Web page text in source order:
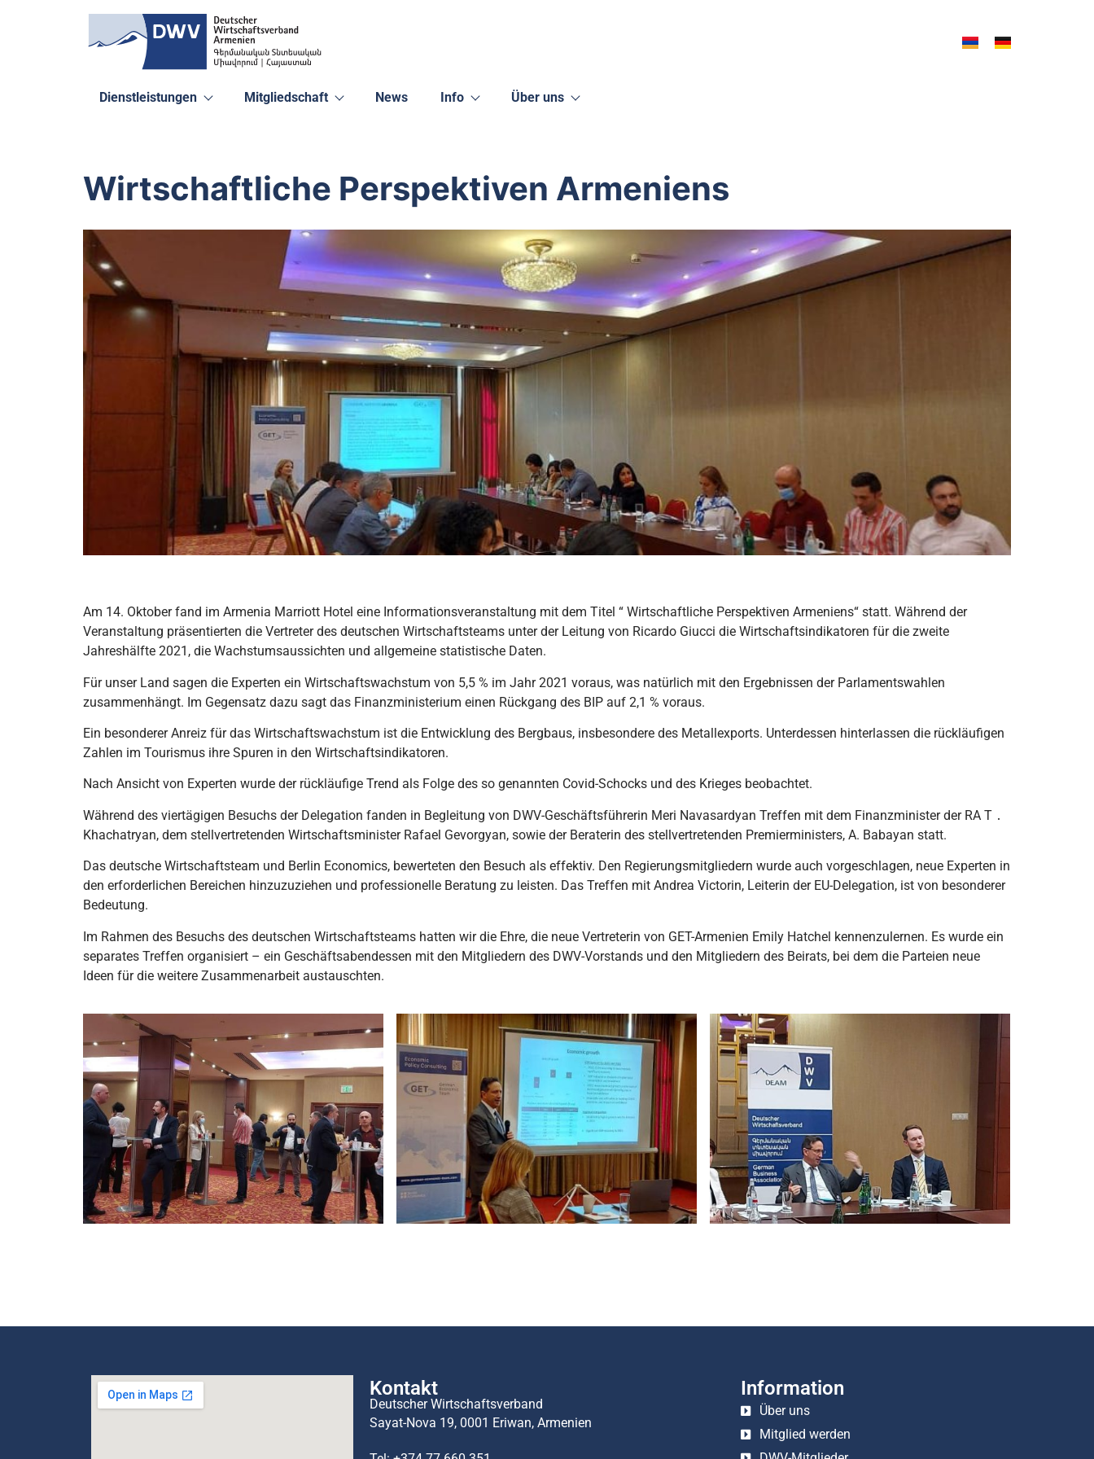
Dienstleistungen Mitgliedschaft News Info Über uns
Wirtschaftliche Perspektiven Armeniens
Am 14. Oktober fand im Armenia Marriott Hotel eine Informationsveranstaltung mit dem Titel “ Wirtschaftliche Perspektiven Armeniens“ statt. Während der
Veranstaltung präsentierten die Vertreter des deutschen Wirtschaftsteams unter der Leitung von Ricardo Giucci die Wirtschaftsindikatoren für die zweite
Jahreshälfte 2021, die Wachstumsaussichten und allgemeine statistische Daten.
Für unser Land sagen die Experten ein Wirtschaftswachstum von 5,5 % im Jahr 2021 voraus, was natürlich mit den Ergebnissen der Parlamentswahlen
zusammenhängt. Im Gegensatz dazu sagt das Finanzministerium einen Rückgang des BIP auf 2,1 % voraus.
Ein besonderer Anreiz für das Wirtschaftswachstum ist die Entwicklung des Bergbaus, insbesondere des Metallexports. Unterdessen hinterlassen die rückläufigen
Zahlen im Tourismus ihre Spuren in den Wirtschaftsindikatoren.
Nach Ansicht von Experten wurde der rückläufige Trend als Folge des so genannten Covid-Schocks und des Krieges beobachtet.
Während des viertägigen Besuchs der Delegation fanden in Begleitung von DWV-Geschäftsführerin Meri Navasardyan Treffen mit dem Finanzminister der RA T ․
Khachatryan, dem stellvertretenden Wirtschaftsminister Rafael Gevorgyan, sowie der Beraterin des stellvertretenden Premierministers, A. Babayan statt.
Das deutsche Wirtschaftsteam und Berlin Economics, bewerteten den Besuch als effektiv. Den Regierungsmitgliedern wurde auch vorgeschlagen, neue Experten in
den erforderlichen Bereichen hinzuzuziehen und professionelle Beratung zu leisten. Das Treffen mit Andrea Victorin, Leiterin der EU-Delegation, ist von besonderer
Bedeutung.
Im Rahmen des Besuchs des deutschen Wirtschaftsteams hatten wir die Ehre, die neue Vertreterin von GET-Armenien Emily Hatchel kennenzulernen. Es wurde ein
separates Treffen organisiert – ein Geschäftsabendessen mit den Mitgliedern des DWV-Vorstands und den Mitgliedern des Beirats, bei dem die Parteien neue
Ideen für die weitere Zusammenarbeit austauschten.
Kontakt
Deutscher Wirtschaftsverband
Sayat-Nova 19, 0001 Eriwan, Armenien
Information
Über uns
Mitglied werden